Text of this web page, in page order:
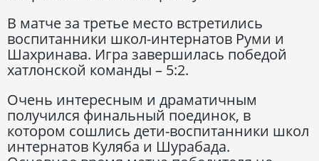
В матче за третье место встретились
воспитанники школ-интернатов Руми и
Шахринава. Игра завершилась победой
хатлонской команды – 5:2.
Очень интересным и драматичным
получился финальный поединок, в
котором сошлись дети-воспитанники школ
интернатов Куляба и Шурабада.